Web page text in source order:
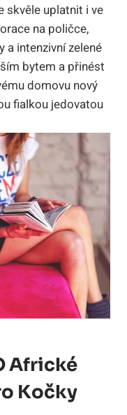
skvěle uplatnit i ve
na poličce,
a intenzivní zelené
bytem a přinést
domovu nový
fialkou jedovatou
Africké
Kočky